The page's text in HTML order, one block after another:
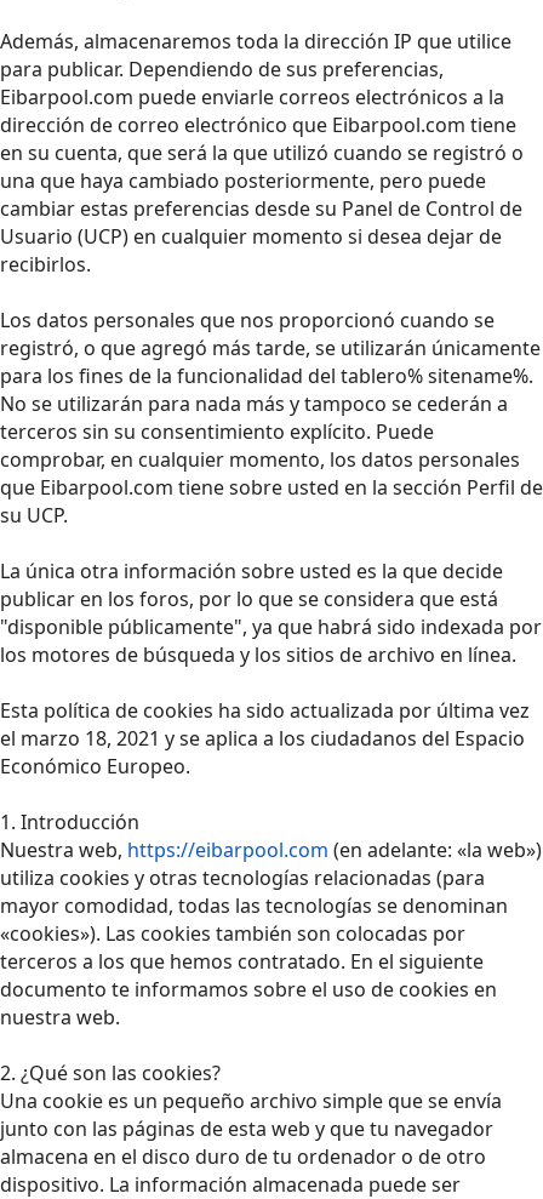
Además, almacenaremos toda la dirección IP que utilice
para publicar. Dependiendo de sus preferencias,
Eibarpool.com puede enviarle correos electrónicos a la
dirección de correo electrónico que Eibarpool.com tiene
en su cuenta, que será la que utilizó cuando se registró o
una que haya cambiado posteriormente, pero puede
cambiar estas preferencias desde su Panel de Control de
Usuario (UCP) en cualquier momento si desea dejar de
recibirlos.
Los datos personales que nos proporcionó cuando se
registró, o que agregó más tarde, se utilizarán únicamente
para los fines de la funcionalidad del tablero% sitename%.
No se utilizarán para nada más y tampoco se cederán a
terceros sin su consentimiento explícito. Puede
comprobar, en cualquier momento, los datos personales
que Eibarpool.com tiene sobre usted en la sección Perfil de
su UCP.
La única otra información sobre usted es la que decide
publicar en los foros, por lo que se considera que está
"disponible públicamente", ya que habrá sido indexada por
los motores de búsqueda y los sitios de archivo en línea.
Esta política de cookies ha sido actualizada por última vez
el marzo 18, 2021 y se aplica a los ciudadanos del Espacio
Económico Europeo.
1. Introducción
Nuestra web, https://eibarpool.com (en adelante: «la web»)
utiliza cookies y otras tecnologías relacionadas (para
mayor comodidad, todas las tecnologías se denominan
«cookies»). Las cookies también son colocadas por
terceros a los que hemos contratado. En el siguiente
documento te informamos sobre el uso de cookies en
nuestra web.
2. ¿Qué son las cookies?
Una cookie es un pequeño archivo simple que se envía
junto con las páginas de esta web y que tu navegador
almacena en el disco duro de tu ordenador o de otro
dispositivo. La información almacenada puede ser